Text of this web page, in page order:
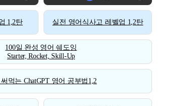
1,2탄 실전 영어식사고 레벨업 1,2탄
100일 완성 영어 쉐도잉
Starter, Rocket, Skill-Up
먹는 ChatGPT 영어 공부법1,2